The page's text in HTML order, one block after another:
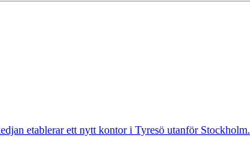
etablerar ett nytt kontor i Tyresö utanför Stockholm.